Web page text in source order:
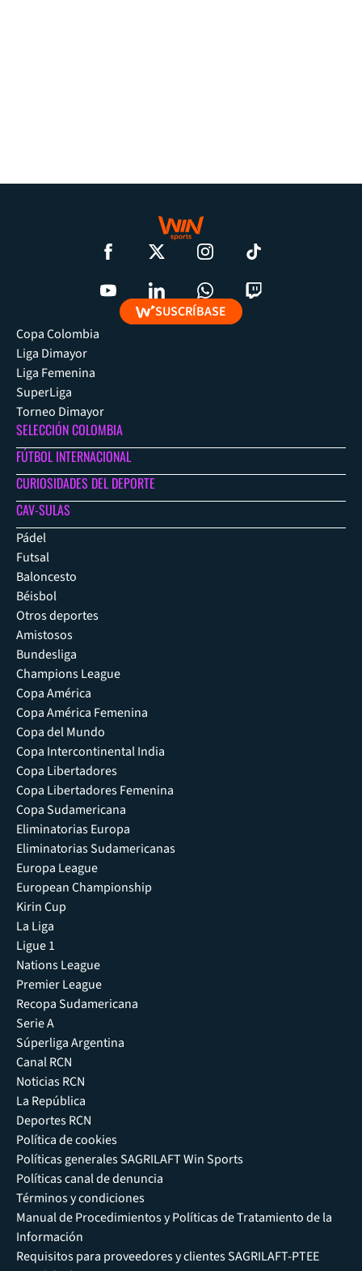
SUSCRÍBASE
Copa Colombia
Liga Dimayor
Liga Femenina
SuperLiga
Torneo Dimayor
SELECCIÓN COLOMBIA
FÚTBOL INTERNACIONAL
CURIOSIDADES DEL DEPORTE
CAV-SULAS
Pádel
Futsal
Baloncesto
Béisbol
Otros deportes
Amistosos
Bundesliga
Champions League
Copa América
Copa América Femenina
Copa del Mundo
Copa Intercontinental India
Copa Libertadores
Copa Libertadores Femenina
Copa Sudamericana
Eliminatorias Europa
Eliminatorias Sudamericanas
Europa League
European Championship
Kirin Cup
La Liga
Ligue 1
Nations League
Premier League
Recopa Sudamericana
Serie A
Súperliga Argentina
Canal RCN
Noticias RCN
La República
Deportes RCN
Política de cookies
Políticas generales SAGRILAFT Win Sports
Políticas canal de denuncia
Términos y condiciones
Manual de Procedimientos y Políticas de Tratamiento de la
Información
Requisitos para proveedores y clientes SAGRILAFT-PTEE